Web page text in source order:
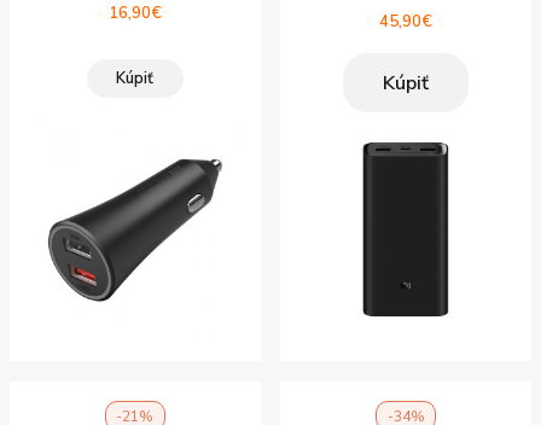
16,90€
Kúpiť
45,90€
Kúpiť
-21% -34%